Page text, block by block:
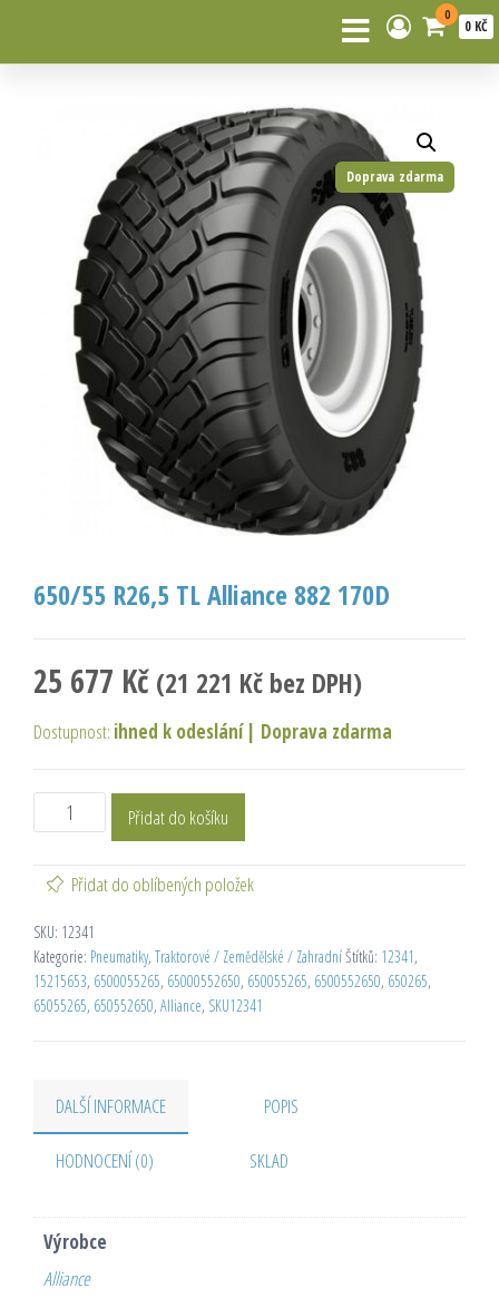
0
0 KČ
Doprava zdarma
650/55 R26,5 TL Alliance 882 170D
25 677 Kč (21 221 Kč bez DPH)
Dostupnost: ihned k odeslání | Doprava zdarma
Přidat do košíku
Přidat do oblíbených položek
SKU: 12341
Kategorie: Pneumatiky, Traktorové / Zemědělské / ZahradníŠtítků: 12341,
15215653, 6500055265, 65000552650, 650055265, 6500552650, 650265,
65055265, 650552650, Alliance, SKU12341
DALŠÍ INFORMACE POPIS
HODNOCENÍ (0) SKLAD
Výrobce
Alliance